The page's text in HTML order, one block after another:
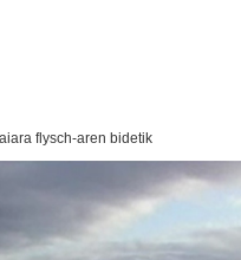
flysch-aren bidetik